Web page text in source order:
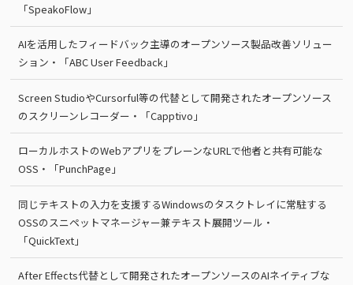
「SpeakoFlow」
AIを活用したフィードバック主導のオープンソース製品改善ソリュー
ション・「ABC User Feedback」
Screen StudioやCursorful等の代替として開発されたオープンソース
のスクリーンレコーダー・「Capptivo」
ローカルホストのWebアプリをプレーンなURLで他者と共有可能な
OSS・「PunchPage」
同じテキストの入力を支援するWindowsのタスクトレイに常駐する
OSSのスニペットマネージャー兼テキスト展開ツール・
「QuickText」
After Effects代替として開発されたオープンソースのAIネイティブな